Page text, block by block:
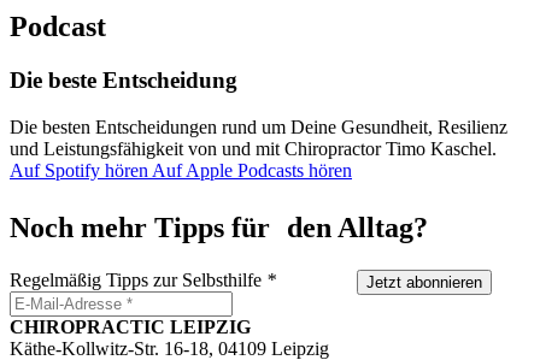
Podcast
Die beste Entscheidung
Die besten Entscheidungen rund um Deine Gesundheit, Resilienz
und Leistungsfähigkeit von und mit Chiropractor Timo Kaschel.
Auf Spotify hören Auf Apple Podcasts hören
Noch mehr Tipps für den Alltag?
Regelmäßig Tipps zur Selbsthilfe * Jetzt abonnieren
CHIROPRACTIC LEIPZIG
Käthe-Kollwitz-Str. 16-18, 04109 Leipzig